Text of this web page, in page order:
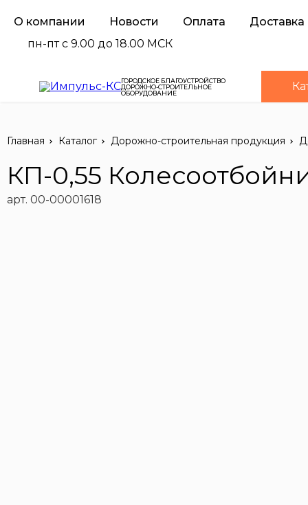
О компании Новости Оплата
Доставка
пн-пт с 9.00 до 18.00 МСК
ГОРОДСКОЕ БЛАГОУСТРОЙСТВО
ДОРОЖНО-СТРОИТЕЛЬНОЕ
ОБОРУДОВАНИЕ
Главная Каталог Дорожно-строительная продукция
КП-0,55
арт. 00-00001618